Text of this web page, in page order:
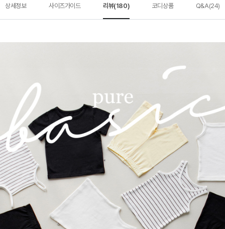
상세정보 사이즈가이드 리뷰(180) 코디상품 Q&A(24)